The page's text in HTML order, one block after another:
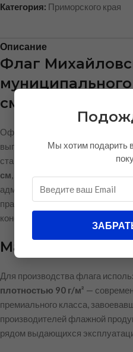
Категория: Приморского края
Описание
Флаг
муниципального
см — флажная
Официальный флаг
выполнен в строгом
стандартами. Флаг изготовлен
см, который идеально
административных зданиях, на
праздничных церемониях, а
конференц-залов и публичных
Материал
Для производства флага
плотностью 90 г/м² —
премиального класса,
производителей флажной
рядом выдающихся
Мы хотим подарить